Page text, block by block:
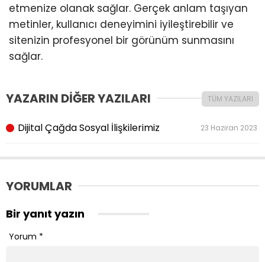
etmenize olanak sağlar. Gerçek anlam taşıyan
metinler, kullanıcı deneyimini iyileştirebilir ve
sitenizin profesyonel bir görünüm sunmasını
sağlar.
YAZARIN DİĞER YAZILARI TÜM YAZILARI
Dijital Çağda Sosyal İlişkilerimiz 23 Haziran 2023
YORUMLAR
Bir yanıt yazın
Yorum *